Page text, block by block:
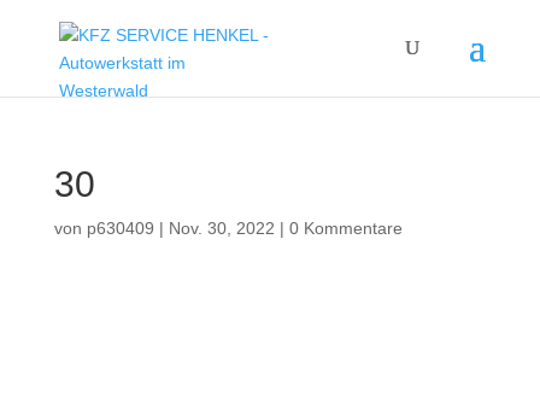
30
von p630409 | Nov. 30, 2022 | 0 Kommentare